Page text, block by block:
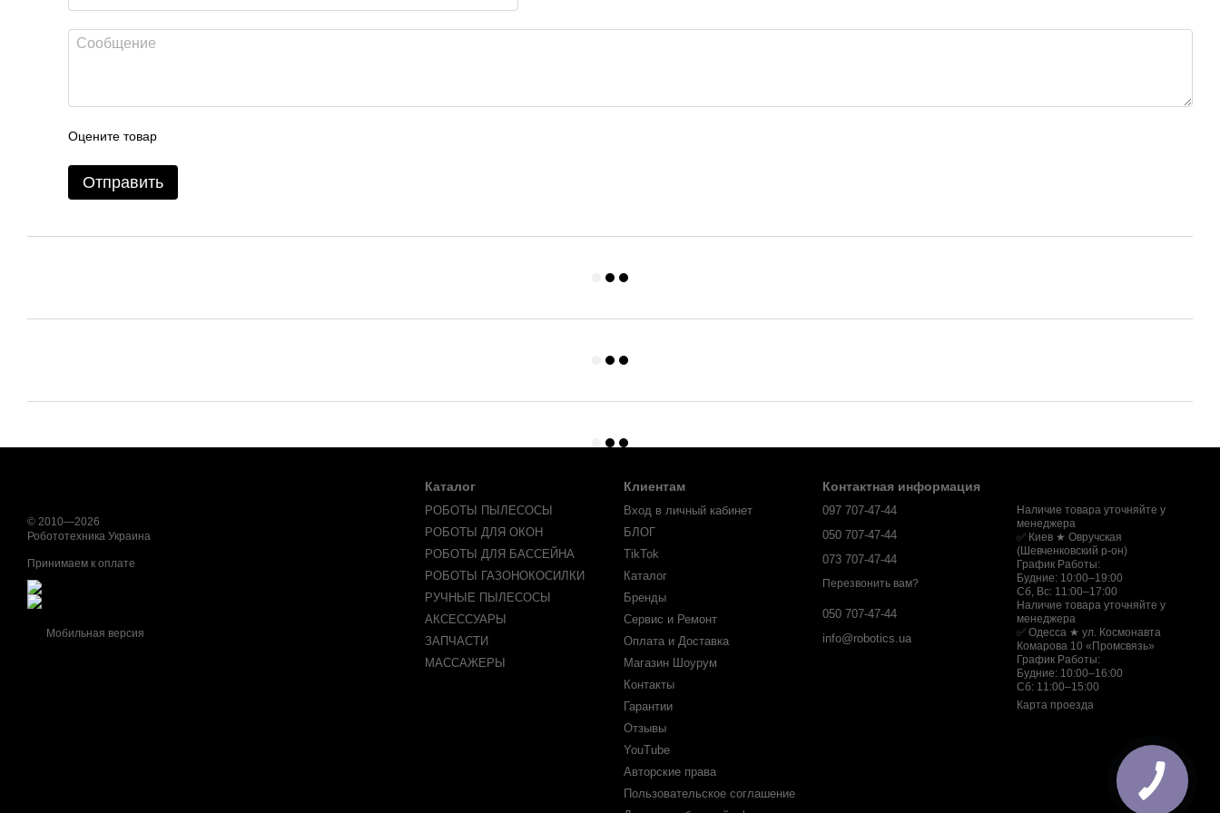
Оцените товар
Отправить
© 2010—2026
Робототехника Украина
Принимаем к оплате
Мобильная версия
Каталог
РОБОТЫ ПЫЛЕСОСЫ
РОБОТЫ ДЛЯ ОКОН
РОБОТЫ ДЛЯ БАССЕЙНА
РОБОТЫ ГАЗОНОКОСИЛКИ
РУЧНЫЕ ПЫЛЕСОСЫ
АКСЕССУАРЫ
ЗАПЧАСТИ
МАССАЖЕРЫ
Клиентам
Вход в личный кабинет
БЛОГ
TikTok
Каталог
Бренды
Сервис и Ремонт
Оплата и Доставка
Магазин Шоурум
Контакты
Гарантии
Отзывы
YouTube
Авторские права
Пользовательское соглашение
Контактная информация
097 707-47-44
050 707-47-44
073 707-47-44
Перезвонить вам?
050 707-47-44
info@robotics.ua
Наличие товара уточняйте у
менеджера
✅ Киев ★ Овручская
(Шевченковский р-он)
График Работы:
Будние: 10:00–19:00
Сб, Вс: 11:00–17:00
Наличие товара уточняйте у
менеджера
✅ Одесса ★ ул. Космонавта
Комарова 10 «Промсвязь»
График Работы:
Будние: 10:00–16:00
Сб: 11:00–15:00
Карта проезда